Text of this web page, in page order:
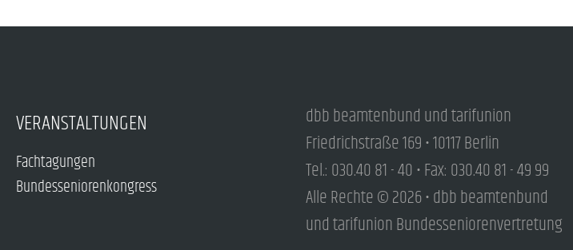
VERANSTALTUNGEN
Fachtagungen
Bundesseniorenkongress
dbb beamtenbund und tarifunion
Friedrichstraße 169 • 10117 Berlin
Tel.: 030.40 81 - 40 • Fax: 030.40 81 - 49 99
Alle Rechte © 2026 • dbb beamtenbund
und tarifunion Bundesseniorenvertretung